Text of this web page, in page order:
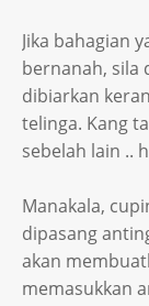
Jika bahagian
bernanah, sila
dibiarkan
telinga. Kang
sebelah lain ..
Manakala,
dipasang
akan
memasukkan